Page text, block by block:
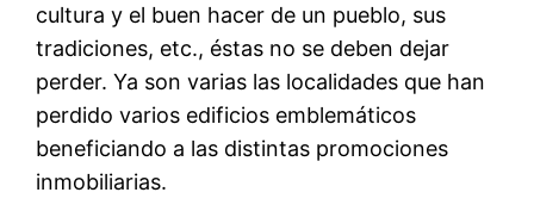
cultura y el buen hacer de un pueblo, sus
tradiciones, etc., éstas no se deben dejar
perder. Ya son varias las localidades que han
perdido varios edificios emblemáticos
beneficiando a las distintas promociones
inmobiliarias.